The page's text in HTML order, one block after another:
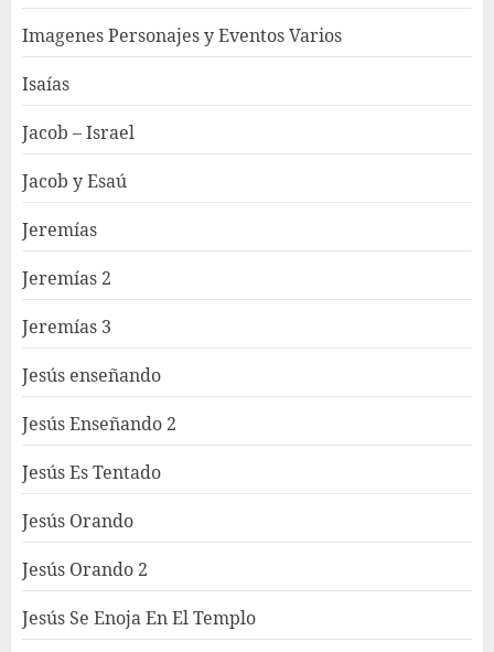
Imagenes Personajes y Eventos Varios
Isaías
Jacob – Israel
Jacob y Esaú
Jeremías
Jeremías 2
Jeremías 3
Jesús enseñando
Jesús Enseñando 2
Jesús Es Tentado
Jesús Orando
Jesús Orando 2
Jesús Se Enoja En El Templo